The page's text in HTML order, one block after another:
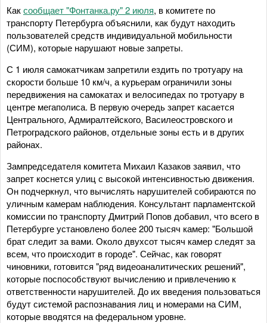
Каксообщает "Фонтанка.ру" 2 июля, в комитете по
транспорту Петербурга объяснили, как будут находить
пользователей средств индивидуальной мобильности
(СИМ), которые нарушают новые запреты.
С 1 июля самокатчикам запретили ездить по тротуару на
скорости больше 10 км/ч, а курьерам ограничили зоны
передвижения на самокатах и велосипедах по тротуару в
центре мегаполиса. В первую очередь запрет касается
Центрального, Адмиралтейского, Василеостровского и
Петроградского районов, отдельные зоны есть и в других
районах.
Зампредседателя комитета Михаил Казаков заявил, что
запрет коснется улиц с высокой интенсивностью движения.
Он подчеркнул, что вычислять нарушителей собираются по
уличным камерам наблюдения. Консультант парламентской
комиссии по транспорту Дмитрий Попов добавил, что всего в
Петербурге установлено более 200 тысяч камер: "Большой
брат следит за вами. Около двухсот тысяч камер следят за
всем, что происходит в городе". Сейчас, как говорят
чиновники, готовится "ряд видеоаналитических решений",
которые поспособствуют вычислению и привлечению к
ответственности нарушителей. До их введения пользоваться
будут системой распознавания лиц и номерами на СИМ,
которые вводятся на федеральном уровне.